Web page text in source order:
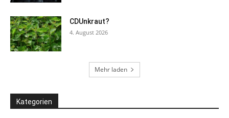
CDUnkraut?
4. August 2026
Mehr laden
Kategorien